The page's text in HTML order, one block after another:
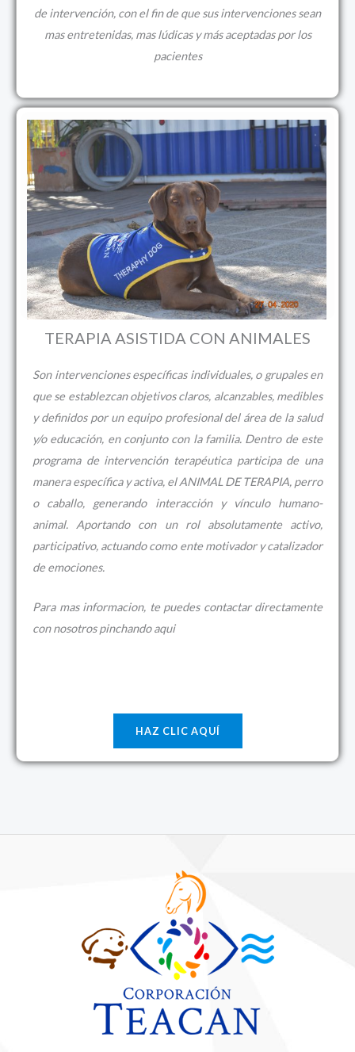
de intervención, con el fin de que sus intervenciones sean
mas entretenidas, mas lúdicas y más aceptadas por los
pacientes
TERAPIA ASISTIDA CON ANIMALES
Son intervenciones específicas individuales, o grupales en
que se establezcan objetivos claros, alcanzables, medibles
y definidos por un equipo profesional del área de la salud
y/o educación, en conjunto con la familia. Dentro de este
programa de intervención terapéutica participa de una
manera específica y activa, el ANIMAL DE TERAPIA, perro
o caballo, generando interacción y vínculo humano-
animal. Aportando con un rol absolutamente activo,
participativo, actuando como ente motivador y catalizador
de emociones.
Para mas informacion, te puedes contactar directamente
con nosotros pinchando aqui
HAZ CLIC AQUÍ